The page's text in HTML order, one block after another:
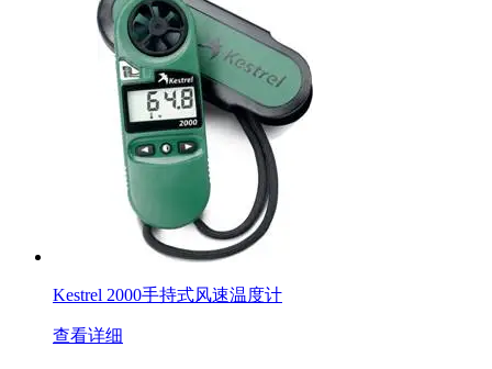
Kestrel 2000手持式风速温度计
查看详细